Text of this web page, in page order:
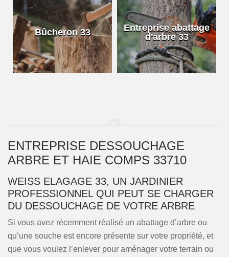
Bûcheron 33
Entreprise abattage
d'arbre 33
ENTREPRISE DESSOUCHAGE
ARBRE ET HAIE COMPS 33710
WEISS ELAGAGE 33, UN JARDINIER
PROFESSIONNEL QUI PEUT SE CHARGER
DU DESSOUCHAGE DE VOTRE ARBRE
Si vous avez récemment réalisé un abattage d’arbre ou
qu’une souche est encore présente sur votre propriété, et
que vous voulez l’enlever pour aménager votre terrain ou